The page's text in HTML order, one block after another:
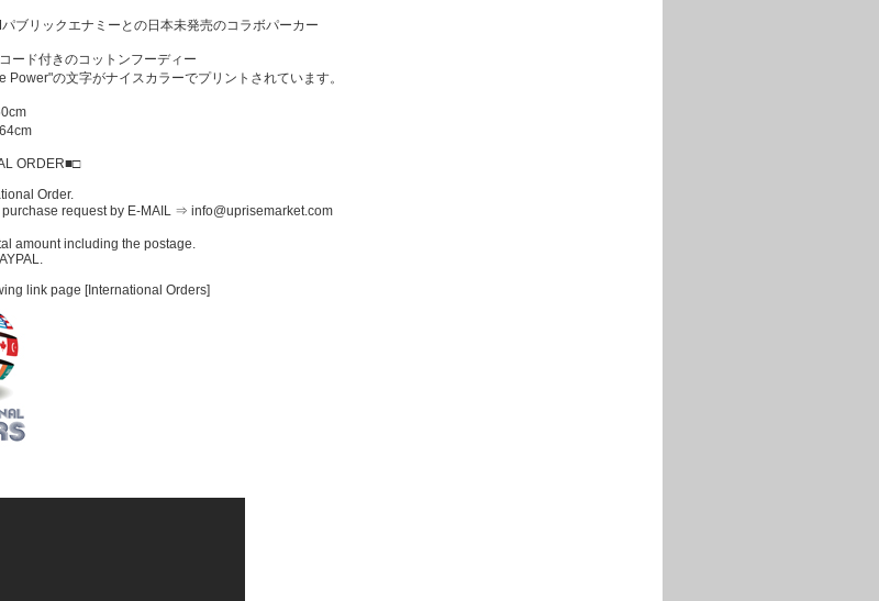
ブリックエナミーとの日本未発売のコラボパーカー
ード付きのコットンフーディー
Power"の文字がナイスカラーでプリントされています。
ORDER■□
Order.
purchase request by E-MAIL ⇒ info@uprisemarket.com
amount including the postage.
link page [International Orders]